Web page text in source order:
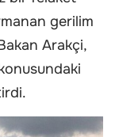
gerilim
Arakçi,